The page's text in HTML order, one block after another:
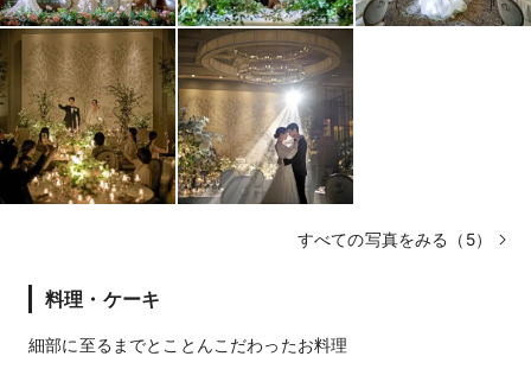
すべての写真をみる（5）
料理・ケーキ
細部に至るまでとことんこだわったお料理